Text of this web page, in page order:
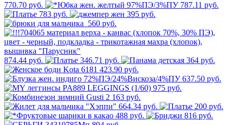
770.70 руб.
787.11 руб.
783 руб.
395 руб.
560 руб.
874.44 руб. 346.71 руб.
364 руб.
423.90 руб.
637.50 руб.
975 руб.
2 163 руб.
664.34 руб.
200 руб.
488 руб.
816 руб.